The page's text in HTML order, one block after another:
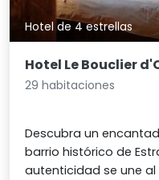
Hotel de 4 estrellas
Hotel Le Bouclier
29 habitaciones
Descubra un
barrio histórico de
autenticidad se une